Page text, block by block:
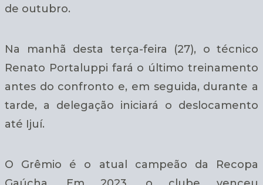
de outubro.
Na manhã desta terça-feira (27), o técnico
Renato Portaluppi fará o último treinamento
antes do confronto e, em seguida, durante a
tarde, a delegação iniciará o deslocamento
até Ijuí.
O Grêmio é o atual campeão da Recopa